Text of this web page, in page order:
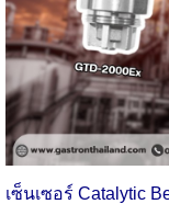
เซ็นเซอร์ Catalytic